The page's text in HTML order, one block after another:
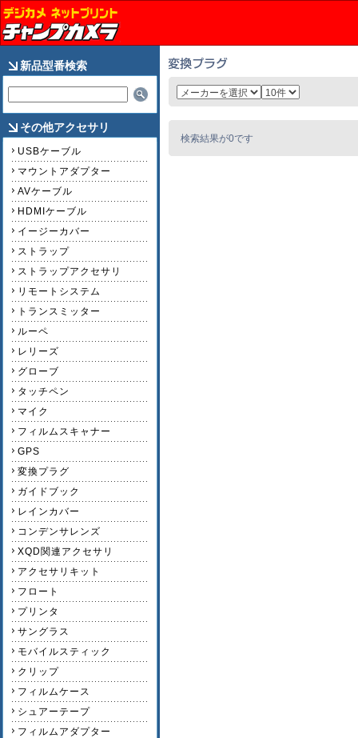
新品型番検索
その他アクセサリ
USBケーブル
マウントアダプター
AVケーブル
HDMIケーブル
イージーカバー
ストラップ
ストラップアクセサリ
リモートシステム
トランスミッター
ルーペ
レリーズ
グローブ
タッチペン
マイク
フィルムスキャナー
GPS
変換プラグ
ガイドブック
レインカバー
コンデンサレンズ
XQD関連アクセサリ
アクセサリキット
フロート
プリンタ
サングラス
モバイルスティック
クリップ
フィルムケース
シュアーテープ
フィルムアダプター
検索結果が0です